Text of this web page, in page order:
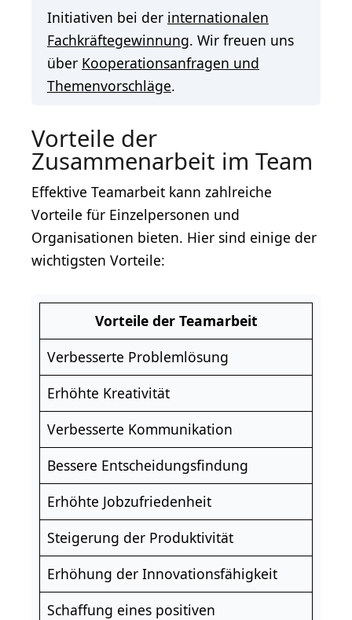
Initiativen bei der internationalen
Fachkräftegewinnung. Wir freuen uns
über Kooperationsanfragen und
Themenvorschläge.
Vorteile der
Zusammenarbeit im Team
Effektive Teamarbeit kann zahlreiche
Vorteile für Einzelpersonen und
Organisationen bieten. Hier sind einige der
wichtigsten Vorteile:
Vorteile der Teamarbeit
Verbesserte Problemlösung
Erhöhte Kreativität
Verbesserte Kommunikation
Bessere Entscheidungsfindung
Erhöhte Jobzufriedenheit
Steigerung der Produktivität
Erhöhung der Innovationsfähigkeit
Schaffung eines positiven